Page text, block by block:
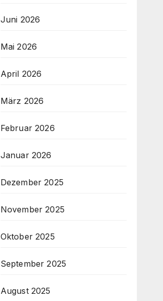
Juni 2026
Mai 2026
April 2026
März 2026
Februar 2026
Januar 2026
Dezember 2025
November 2025
Oktober 2025
September 2025
August 2025